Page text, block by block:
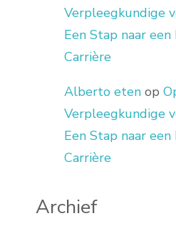
Verpleegkundige
Een Stap naar
Carrière
Alberto eten op
Verpleegkundige
Een Stap naar
Carrière
Archief